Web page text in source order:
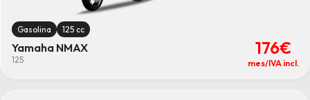
Gasolina 125 cc
Yamaha NMAX
125
176€
mes/IVA incl.